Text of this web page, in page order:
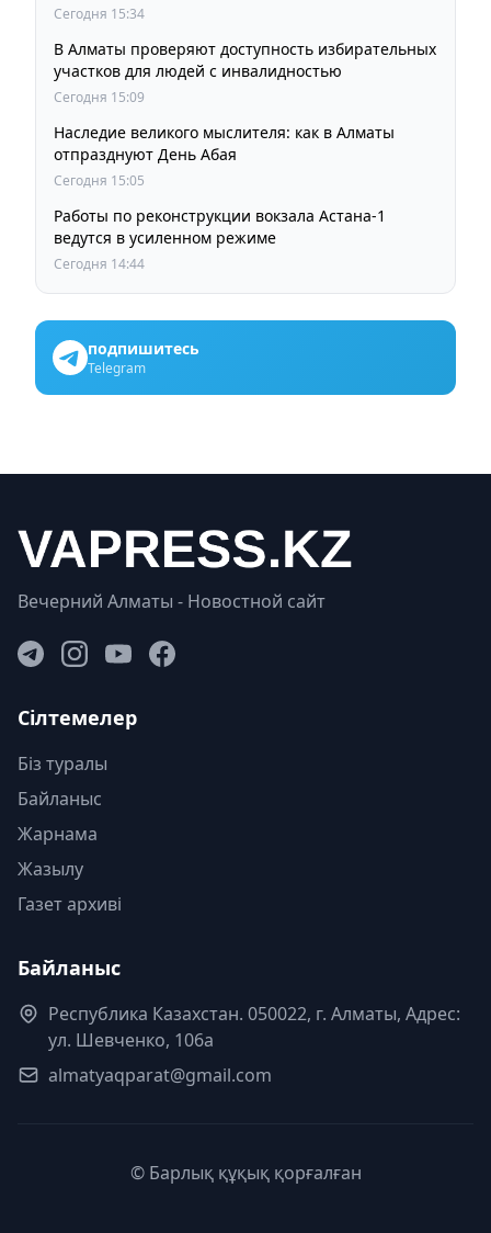
Сегодня 15:34
В Алматы проверяют доступность избирательных
участков для людей с инвалидностью
Сегодня 15:09
Наследие великого мыслителя: как в Алматы
отпразднуют День Абая
Сегодня 15:05
Работы по реконструкции вокзала Астана-1
ведутся в усиленном режиме
Сегодня 14:44
подпишитесь
Telegram
Вечерний Алматы - Новостной сайт
Сілтемелер
Біз туралы
Байланыс
Жарнама
Жазылу
Газет архиві
Байланыс
Республика Казахстан. 050022, г. Алматы, Адрес:
ул. Шевченко, 106а
almatyaqparat@gmail.com
© Барлық құқық қорғалған